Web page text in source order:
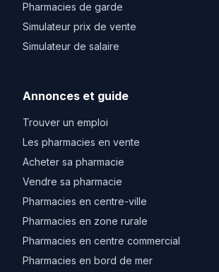
Pharmacies de garde
Simulateur prix de vente
Simulateur de salaire
Annonces et guide
Trouver un emploi
Les pharmacies en vente
Acheter sa pharmacie
Vendre sa pharmacie
Pharmacies en centre-ville
Pharmacies en zone rurale
Pharmacies en centre commercial
Pharmacies en bord de mer